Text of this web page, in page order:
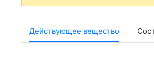
Действующее вещество